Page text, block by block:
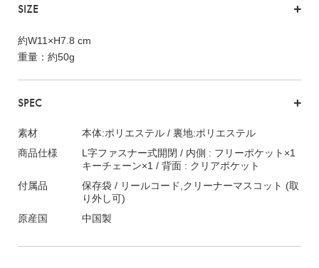
SIZE
約W11×H7.8 cm
重量：約50g
SPEC
素材
本体:ポリエステル / 裏地:ポリエステル
商品仕様
L字ファスナー式開閉 / 内側 : フリーポケット×1
キーチェーン×1 / 背面 : クリアポケット
付属品
保存袋 / リールコード,クリーナーマスコット (取
り外し可)
原産国
中国製